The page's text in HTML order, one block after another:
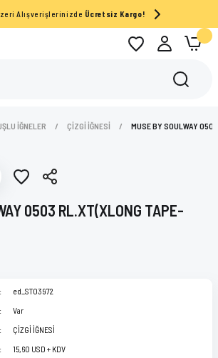
Alışverişlerinizde Ücretsiz Kargo!
İĞNELER ÇİZGİ İĞNESİ MUSE BY SOULWAY
0503 RL.XT(XLONG TAPE-
ed_ST03972
Var
ÇİZGİ İĞNESİ
15,60 USD + KDV